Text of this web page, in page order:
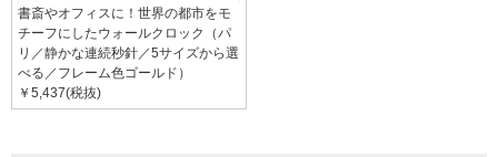
書斎やオフィスに！世界の都市をモ
チーフにしたウォールクロック（パ
リ／静かな連続秒針／5サイズから選
べる／フレーム色ゴールド）
￥5,437(税抜)